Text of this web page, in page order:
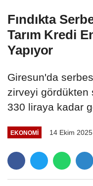
Fındıkta
Tarım Kredi
Yapıyor
Giresun'da
zirveyi gördükten
330 liraya kadar
EKONOMI 14 Ekim